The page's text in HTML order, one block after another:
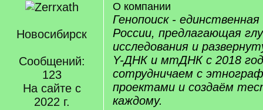
Новосибирск
Сообщений:
123
На сайте с
2022 г.
О компании
Генопоиск -
России, предлагающая
исследования и
Y-ДНК и мтДНК с 2018
сотрудничаем с
проектами и создаём
каждому.